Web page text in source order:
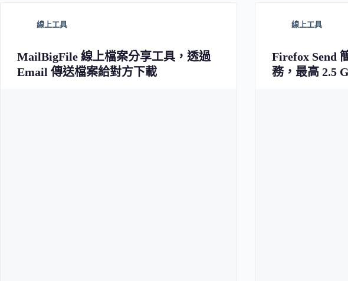
線上工具
MailBigFile 線上檔案分享工具，透過
Email 傳送檔案給對方下載
線上工具
Firefox Send
務，最高 2.5